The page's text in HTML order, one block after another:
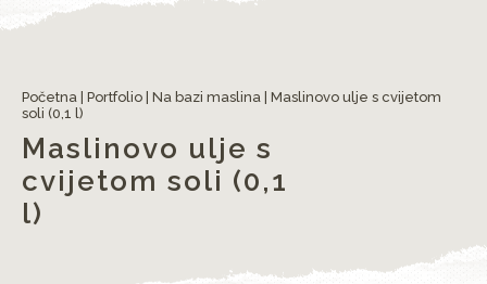
Početna Portfolio Na bazi maslina Maslinovo ulje s cvijetom
soli (0,1 l)
Maslinovo ulje s
cvijetom soli (0,1
l)